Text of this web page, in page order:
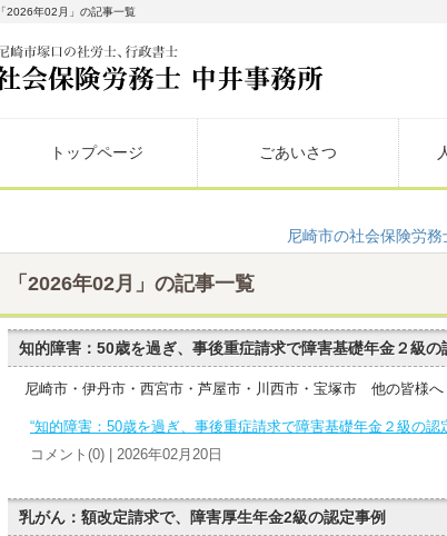
「2026年02月」の記事一覧
トップページ ごあいさつ
尼崎市の社会保険労
「2026年02月」の記事一覧
知的障害：50歳を過ぎ、事後重症請求で障害基礎年金２級の
尼崎市・伊丹市・西宮市・芦屋市・川西市・宝塚市 他の皆様へ
“知的障害：50歳を過ぎ、事後重症請求で障害基礎年金２級の認
コメント(0) | 2026年02月20日
乳がん：額改定請求で、障害厚生年金2級の認定事例